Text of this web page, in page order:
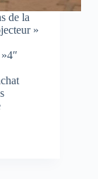
de la
»